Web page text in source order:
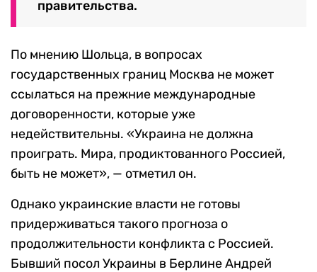
правительства.
По мнению Шольца, в вопросах
государственных границ Москва не может
ссылаться на прежние международные
договоренности, которые уже
недействительны. «Украина не должна
проиграть. Мира, продиктованного Россией,
быть не может», — отметил он.
Однако украинские власти не готовы
придерживаться такого прогноза о
продолжительности конфликта с Россией.
Бывший посол Украины в Берлине Андрей